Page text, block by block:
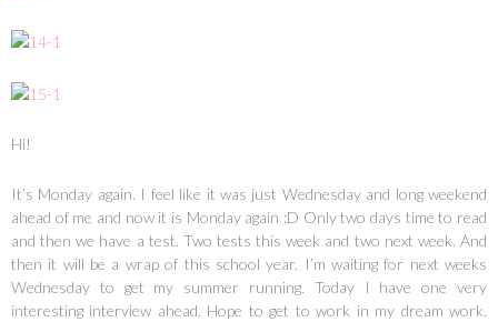
Hi!
It’s Monday again. I feel like it was just Wednesday and long weekend
ahead of me and now it is Monday again :D Only two days time to read
and then we have a test. Two tests this week and two next week. And
then it will be a wrap of this school year. I’m waiting for next weeks
Wednesday to get my summer running. Today I have one very
interesting interview ahead. Hope to get to work in my dream work.